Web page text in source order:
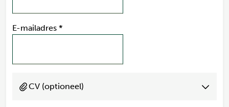
E-mailadres *
CV (optioneel)